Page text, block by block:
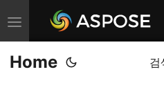
내
비
게
Home 검